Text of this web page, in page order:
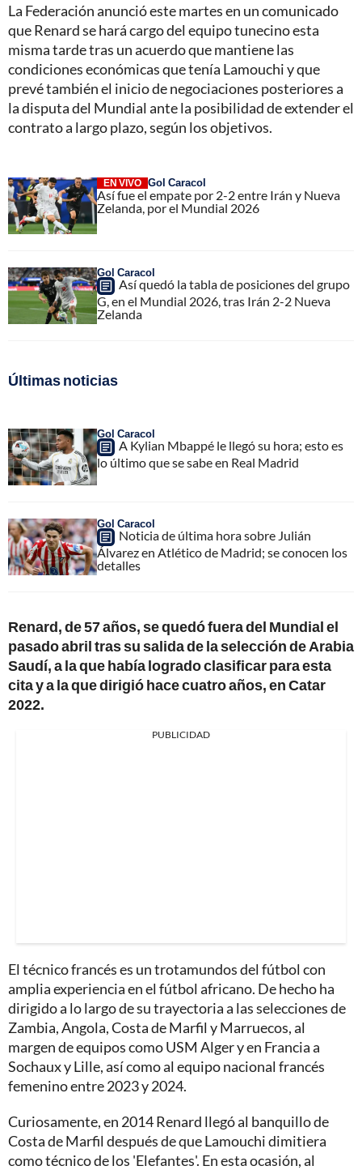
La Federación anunció este martes en un comunicado
que Renard se hará cargo del equipo tunecino esta
misma tarde tras un acuerdo que mantiene las
condiciones económicas que tenía Lamouchi y que
prevé también el inicio de negociaciones posteriores a
la disputa del Mundial ante la posibilidad de extender el
contrato a largo plazo, según los objetivos.
EN VIVO Gol Caracol
Así fue el empate por 2-2 entre Irán y Nueva
Zelanda, por el Mundial 2026
Gol Caracol
Así quedó la tabla de posiciones del grupo
G, en el Mundial 2026, tras Irán 2-2 Nueva
Zelanda
Últimas noticias
Gol Caracol
A Kylian Mbappé le llegó su hora; esto es
lo último que se sabe en Real Madrid
Gol Caracol
Noticia de última hora sobre Julián
Álvarez en Atlético de Madrid; se conocen los
detalles
Renard, de 57 años, se quedó fuera del Mundial el
pasado abril tras su salida de la selección de Arabia
Saudí, a la que había logrado clasificar para esta
cita y a la que dirigió hace cuatro años, en Catar
2022.
PUBLICIDAD
El técnico francés es un trotamundos del fútbol con
amplia experiencia en el fútbol africano. De hecho ha
dirigido a lo largo de su trayectoria a las selecciones de
Zambia, Angola, Costa de Marfil y Marruecos, al
margen de equipos como USM Alger y en Francia a
Sochaux y Lille, así como al equipo nacional francés
femenino entre 2023 y 2024.
Curiosamente, en 2014 Renard llegó al banquillo de
Costa de Marfil después de que Lamouchi dimitiera
como técnico de los 'Elefantes'. En esta ocasión, al